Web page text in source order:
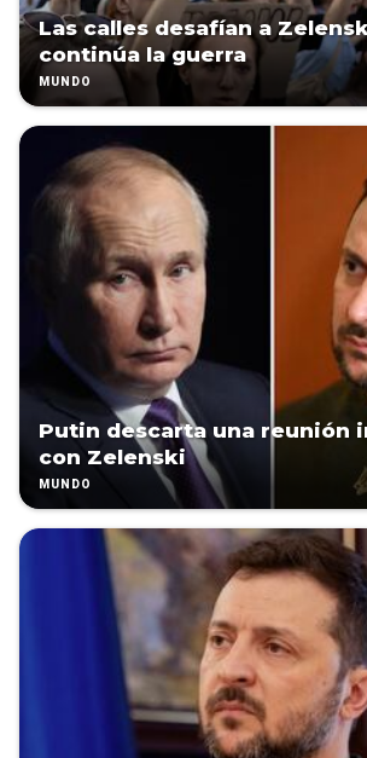
Las calles desafían a
continúa la guerra
MUNDO
Putin descarta una reunión
con Zelenski
MUNDO